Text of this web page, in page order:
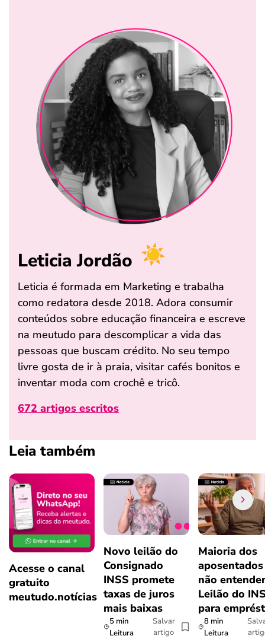
Leticia Jordão
Leticia é formada em Marketing e trabalha
como redatora desde 2018. Adora consumir
conteúdos sobre educação financeira e escreve
na meutudo para descomplicar a vida das
pessoas que buscam crédito. No seu tempo
livre gosta de ir à praia, visitar cafés bonitos e
inventar moda com crochê e tricô.
672 artigos escritos
Leia também
Acesse o canal
gratuito
meutudo.notícias
Novo leilão do
Consignado
INSS promete
taxas de juros
mais baixas
5 min
Leitura
Salvar
artigo
Maioria dos
aposentados
não
Leilão do
para
8 min
Leitura